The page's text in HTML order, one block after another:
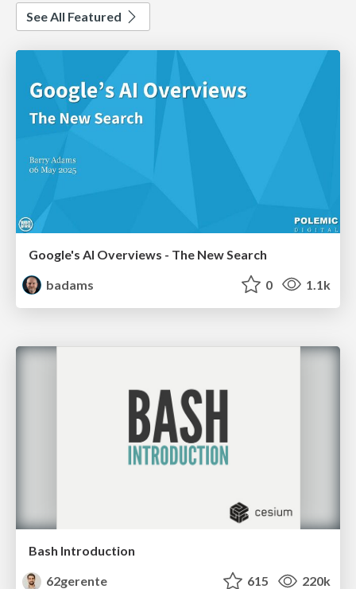
See All Featured
Google's AI Overviews - The New Search
badams
0 1.1k
Bash Introduction
62gerente
615 220k